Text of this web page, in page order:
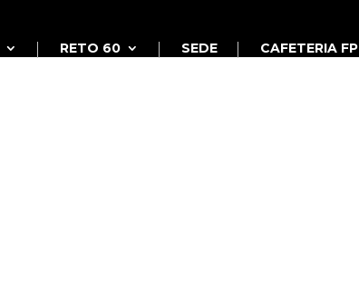
RETO 60 SEDE CAFETERIA FP